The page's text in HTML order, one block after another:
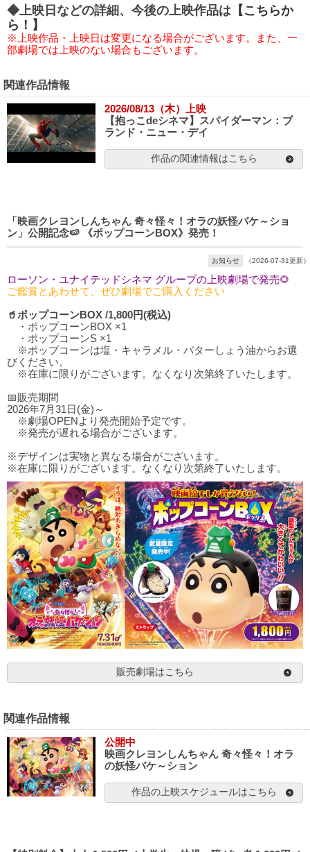
◆上映日などの詳細、今後の上映作品は 【こちらか
ら！】
※上映作品・上映日は変更になる場合がございます。また、一
部劇場では上映のない場合もございます。
関連作品情報
2026/08/13（木）上映
【抱っこdeシネマ】スパイダーマン：ブ
ランド・ニュー・デイ
作品の関連情報はこちら
「映画クレヨンしんちゃん 奇々怪々！オラの妖怪バケ～ショ
ン」公開記念🍉 《ポップコーンBOX》発売！
お知らせ （2026-07-31更新）
ローソン・ユナイテッドシネマ グループの上映劇場で発売🌻
ご鑑賞とあわせて、ぜひ劇場でご購入ください
🥤ポップコーンBOX /1,800円(税込)
・ポップコーンBOX ×1
・ポップコーンS ×1
※ポップコーンは塩・キャラメル・バターしょう油からお選
びください。
※在庫に限りがございます。なくなり次第終了いたします。
📅販売期間
2026年7月31日(金)～
※劇場OPENより発売開始予定です。
※発売が遅れる場合がございます。
※デザインは実物と異なる場合がございます。
※在庫に限りがございます。なくなり次第終了いたします。
販売劇場はこちら
関連作品情報
公開中
映画クレヨンしんちゃん 奇々怪々！オラ
の妖怪バケ～ション
作品の上映スケジュールはこちら